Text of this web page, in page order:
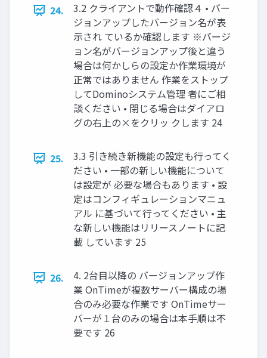
24.
3.2 クライアントで動作確認４ • バー
ジョンアップしたバージョン名が表
示され ているか確認します ※バージ
ョン名がバージョンアップ後と違う
場合は何かしらの設定か作業環境が
正常ではありません 作業をストップ
してDominoシステム管理 者にご相
談ください • 閉じる場合はダイアロ
グの右上の×をクリッ クします 24
25.
3.3 引き続き新機能の設定も行ってく
ださい • 一部の新しい機能について
は設定が 必要な場合もあります • 設
定はコンフィギュレーションマニュ
アル に基づいて行ってください • 主
な新しい機能はリリースノートに記
載 しています 25
26.
4. 2台目以降の バージョンアップ作
業 OnTimeが複数サーバー構成の場
合のみ必要な作業です OnTimeサー
バーが１台のみの場合は本手順は不
要です 26